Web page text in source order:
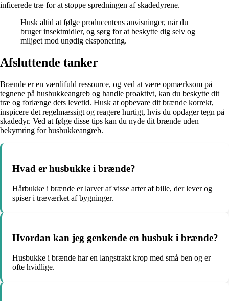
inficerede træ for at stoppe spredningen af skadedyrene.
Husk altid at følge producentens anvisninger, når du
bruger insektmidler, og sørg for at beskytte dig selv og
miljøet mod unødig eksponering.
Afsluttende tanker
Brænde er en værdifuld ressource, og ved at være opmærksom på
tegnene på husbukkeangreb og handle proaktivt, kan du beskytte dit
træ og forlænge dets levetid. Husk at opbevare dit brænde korrekt,
inspicere det regelmæssigt og reagere hurtigt, hvis du opdager tegn på
skadedyr. Ved at følge disse tips kan du nyde dit brænde uden
bekymring for husbukkeangreb.
Hvad er husbukke i brænde?
Hårbukke i brænde er larver af visse arter af bille, der lever og
spiser i træværket af bygninger.
Hvordan kan jeg genkende en husbuk i brænde?
Husbukke i brænde har en langstrakt krop med små ben og er
ofte hvidlige.